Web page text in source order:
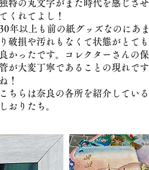
特の丸文字がまた時代を感じさせ
くれてよし！
年以上も前の紙グッズなのにあま
破損や汚れもなくて状態がとても
かったです。コレクターさんの保
が大変丁寧であることの現れです
！
ちらは奈良の各所を紹介している
おりたち。